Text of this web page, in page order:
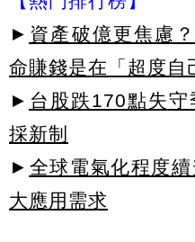
► 資產破億更焦慮
命賺錢是在「超度自
► 台股跌170點失
採新制
► 全球電氣化程度
大應用需求